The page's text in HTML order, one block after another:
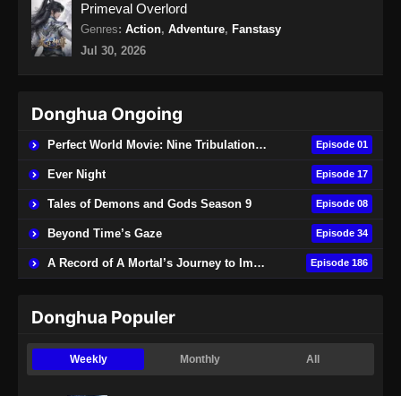
Indonesia
Eps 45 - Supreme Sword God Episode 45
Subtitle Indonesia - Agustus 29, 2024
Indonesia
Eps 46 - Supreme Sword God Episode 46
Supreme Sword God Episode 47 Subtitle
Eps 47 - Supreme Sword God Episode 47
Subtitle Indonesia - September 4, 2024
Indonesia
Eps 48 - Supreme Sword God Episode 48
Subtitle Indonesia - September 9, 2024
Primeval Overlord
Genres: Action, Adventure, Fanstasy
Jul 30, 2026
Donghua Ongoing
Perfect World Movie: Nine Tribulations Burning Heaven Episode 01
Ever Night Episode 17
Tales of Demons and Gods Season 9 Episode 08
Beyond Time’s Gaze Episode 34
A Record of A Mortal’s Journey to Immortality Episode 186
Donghua Populer
Weekly Monthly All